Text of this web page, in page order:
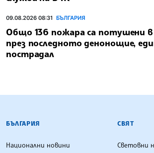
09.08.2026 08:31 БЪЛГАРИЯ
Общо 136 пожара са потушени
през последното денонощие,
пострадал
БЪЛГАРСКА ТЕЛЕГРАФНА
БЪЛГАРИЯ
Национални новини
СВЯТ
Световни